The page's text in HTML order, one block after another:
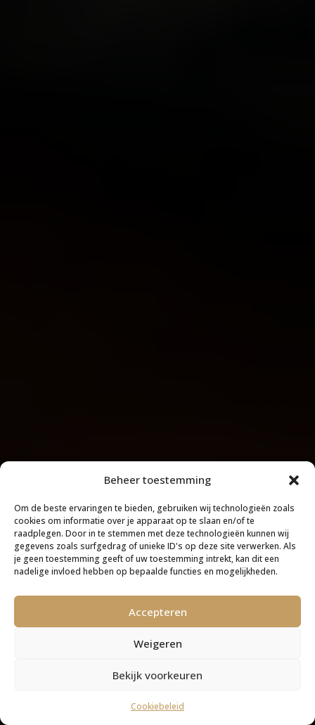
Beheer toestemming
Om de beste ervaringen te bieden, gebruiken wij technologieën zoals
cookies om informatie over je apparaat op te slaan en/of te
raadplegen. Door in te stemmen met deze technologieën kunnen wij
gegevens zoals surfgedrag of unieke ID's op deze site verwerken. Als
je geen toestemming geeft of uw toestemming intrekt, kan dit een
nadelige invloed hebben op bepaalde functies en mogelijkheden.
Accepteren
Weigeren
Bekijk voorkeuren
Cookiebeleid